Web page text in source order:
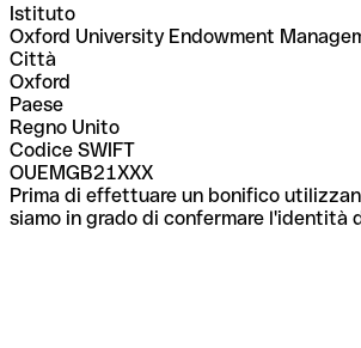
Istituto
Oxford University Endowment
Città
Oxford
Paese
Regno Unito
Codice SWIFT
OUEMGB21XXX
Prima di effettuare un bonifico
siamo in grado di confermare